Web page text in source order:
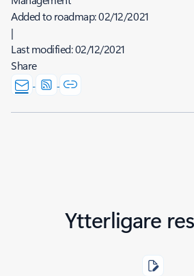
Added to roadmap:02/12/2021
|
Last modified:02/12/2021
Share
Ytterligare